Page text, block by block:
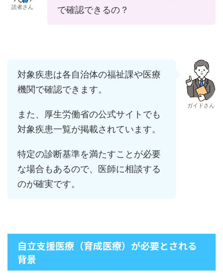
読者さん
で確認できるの？
対象疾患は各自治体の福祉課や医療
機関で確認できます。
また、厚生労働省の公式サイトでも
対象疾患一覧が掲載されています。
特定の診断基準を満たすことが必要
な場合もあるので、医師に相談する
のが確実です。
ガイドさん
自立支援医療（育成医療）が必要とされる
背景